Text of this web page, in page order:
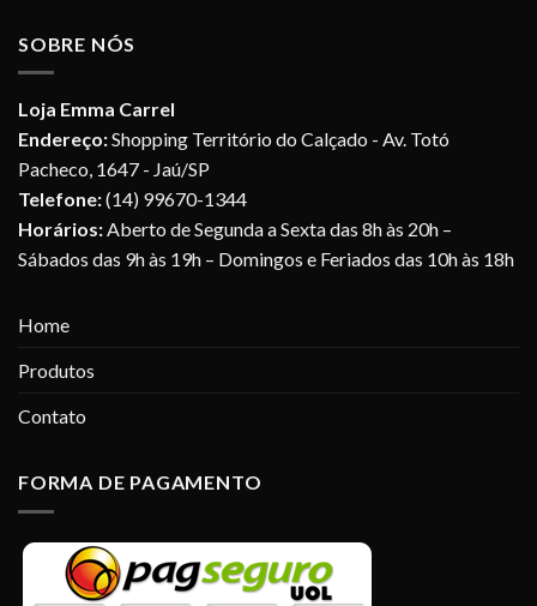
SOBRE NÓS
Loja Emma Carrel
Endereço:Shopping Território do Calçado - Av. Totó
Pacheco, 1647 - Jaú/SP
Telefone:(14) 99670-1344
Horários:Aberto de Segunda a Sexta das 8h às 20h –
Sábados das 9h às 19h – Domingos e Feriados das 10h às 18h
Home
Produtos
Contato
FORMA DE PAGAMENTO